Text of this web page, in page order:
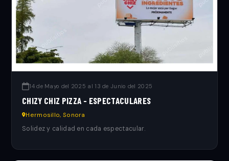
14 de Mayo del 2025 al 13 de Junio del 2025
CHIZY CHIZ PIZZA - ESPECTACULARES
Hermosillo, Sonora
Solidez y calidad en cada espectacular.